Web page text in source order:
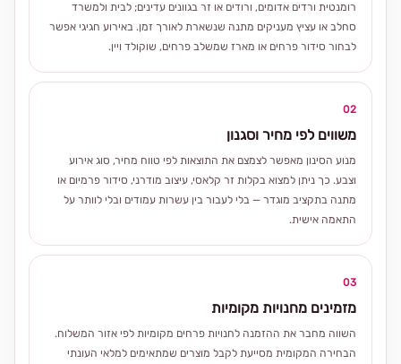
רומנטית ורדים אדומים, ורודים או זר בגוונים עדינים; לבית ולמשרד
סחלב או עציץ מעניקים מתנה שנשארת לאורך זמן. באירוע חגיגי אפשר
לבחור סידור פרחים או מארז שמשלב פרחים, שוקולד ויין.
02
משווים לפי מחיר וסגנון
מנוע הסינון מאפשר לצמצם את התוצאות לפי טווח מחיר, סוג אירוע
וצבע. כך ניתן למצוא בקלות זר קלאסי, עיצוב מודרני, סידור פרמיום או
מתנה בתקציב מוגדר — בלי לעבור בין עשרות עמודים ובלי לוותר על
התאמה אישית.
03
מזמינים מחנויות מקומיות
השווה מחבר את ההזמנה לחנויות פרחים מקומיות לפי אזור המשלוח.
הבחירה המקומית מסייעת לקבל מוצרים שמתאימים למלאי העונתי